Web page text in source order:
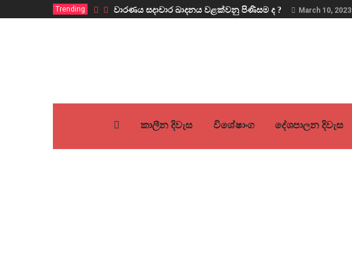
Trending වාරණය සදාචාර ඛාදනය වළක්වනු පිණිසම ද ? March 10, 2023
කාලීන දිවැස විශේෂාංග දේශපාලන දිවැස